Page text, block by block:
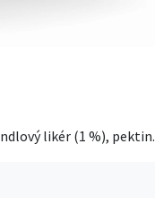
likér (1 %), pektin.